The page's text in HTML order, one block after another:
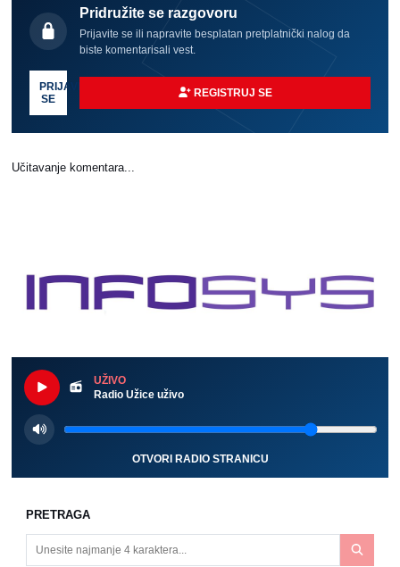
Pridružite se razgovoru
Prijavite se ili napravite besplatan pretplatnički nalog da
biste komentarisali vest.
PRIJAVI
SE
REGISTRUJ SE
Učitavanje komentara...
UŽIVO
Radio Užice uživo
OTVORI RADIO STRANICU
PRETRAGA